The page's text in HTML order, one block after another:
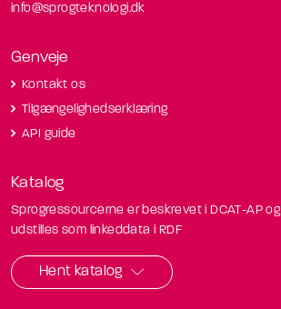
info@sprogteknologi.dk
Genveje
Kontakt os
Tilgængelighedserklæring
API guide
Katalog
Sprogressourcerne er beskrevet i DCAT-AP og
udstilles som linkeddata i RDF
Hent katalog